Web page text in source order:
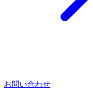
お問い合わせ